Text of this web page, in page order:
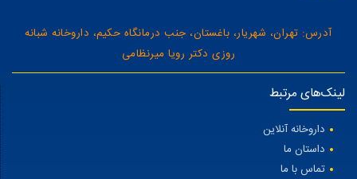
آدرس: تهران، شهریار، باغستان، جنب درمانگاه حکیم، داروخانه شبانه
روزی دکتر رویا میرنظامی
لینک‌های مرتبط
داروخانه آنلاین
داستان ما
تماس با ما